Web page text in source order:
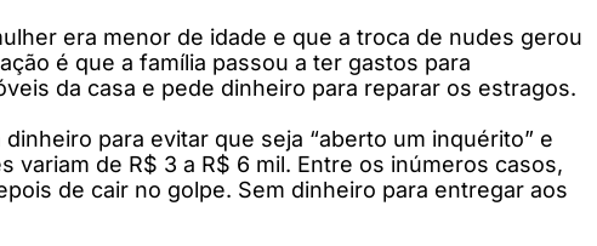
era menor de idade e que a troca de nudes gerou
é que a família passou a ter gastos para
da casa e pede dinheiro para reparar os estragos.
para evitar que seja “aberto um inquérito” e
variam de R$ 3 a R$ 6 mil. Entre os inúmeros casos,
de cair no golpe. Sem dinheiro para entregar aos